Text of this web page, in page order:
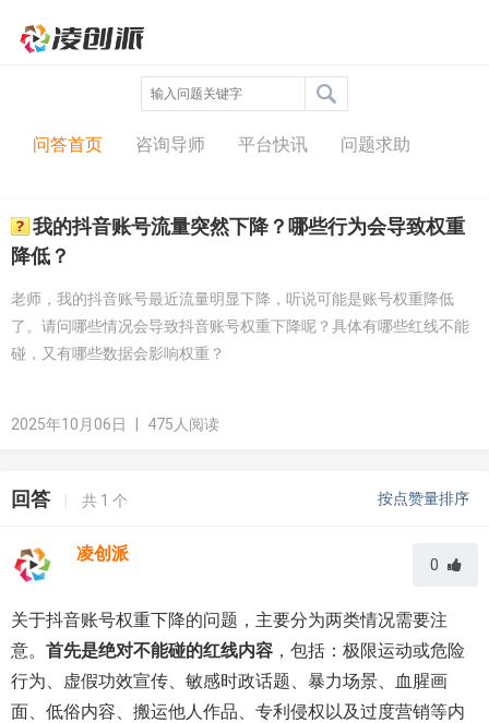
问答中心
问答首页 咨询导师 平台快讯 问题求助
我的抖音账号流量突然下降？哪些行为会导致权重
降低？
老师，我的抖音账号最近流量明显下降，听说可能是账号权重降低
了。请问哪些情况会导致抖音账号权重下降呢？具体有哪些红线不能
碰，又有哪些数据会影响权重？
2025年10月06日 475人阅读
回答 | 共 1 个 按点赞量排序
凌创派
0
关于抖音账号权重下降的问题，主要分为两类情况需要注
意。 首先是绝对不能碰的红线内容 ，包括：极限运动或危险
行为、虚假功效宣传、敏感时政话题、暴力场景、血腥画
面、低俗内容、搬运他人作品、专利侵权以及过度营销等内